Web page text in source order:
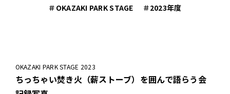
＃OKAZAKI PARK STAGE
＃2023年度
OKAZAKI PARK STAGE 2023
ちっちゃい焚き火（薪ストーブ）を囲んで語らう会